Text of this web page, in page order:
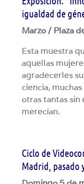
igualdad de
Marzo / Plaza
Esta muestra
aquellas
agradecerles
ciencia,
otras tantas sin
merecían.
Ciclo de
Madrid, pasado